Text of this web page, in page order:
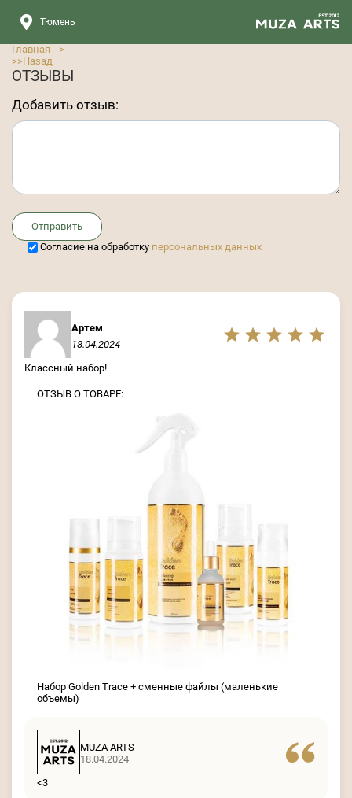
Тюмень
Главная
>
>>Назад
ОТЗЫВЫ
Добавить отзыв:
Отправить
Cогласие на обработку персональных данных
Артем
18.04.2024
Классный набор!
ОТЗЫВ О ТОВАРЕ:
Набор Golden Trace + сменные файлы (маленькие
объемы)
MUZA ARTS
18.04.2024
<3